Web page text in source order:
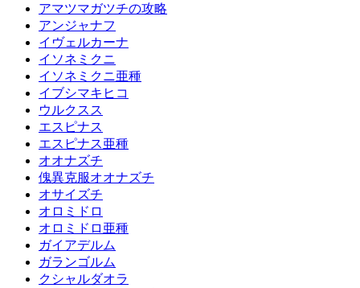
アマツマガツチの攻略
アンジャナフ
イヴェルカーナ
イソネミクニ
イソネミクニ亜種
イブシマキヒコ
ウルクスス
エスピナス
エスピナス亜種
オオナズチ
傀異克服オオナズチ
オサイズチ
オロミドロ
オロミドロ亜種
ガイアデルム
ガランゴルム
クシャルダオラ